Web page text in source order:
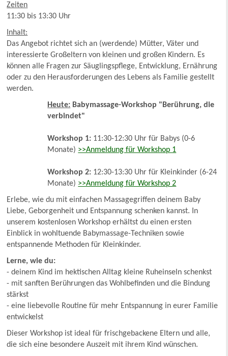
Zeiten
11:30 bis 13:30 Uhr
Inhalt:
Das Angebot richtet sich an (werdende) Mütter, Väter und
interessierte Großeltern von kleinen und großen Kindern. Es
können alle Fragen zur Säuglingspflege, Entwicklung, Ernährung
oder zu den Herausforderungen des Lebens als Familie gestellt
werden.
Heute: Babymassage-Workshop "Berührung, die
verbindet"
Workshop 1: 11:30-12:30 Uhr für Babys (0-6
Monate) >>Anmeldung für Workshop 1
Workshop 2: 12:30-13:30 Uhr für Kleinkinder (6-24
Monate) >>Anmeldung für Workshop 2
Erlebe, wie du mit einfachen Massagegriffen deinem Baby
Liebe, Geborgenheit und Entspannung schenken kannst. In
unserem kostenlosen Workshop erhältst du einen ersten
Einblick in wohltuende Babymassage-Techniken sowie
entspannende Methoden für Kleinkinder.
Lerne, wie du:
- deinem Kind im hektischen Alltag kleine Ruheinseln schenkst
- mit sanften Berührungen das Wohlbefinden und die Bindung
stärkst
- eine liebevolle Routine für mehr Entspannung in eurer Familie
entwickelst
Dieser Workshop ist ideal für frischgebackene Eltern und alle,
die sich eine besondere Auszeit mit ihrem Kind wünschen.